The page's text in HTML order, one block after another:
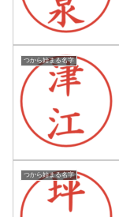
つから始まる名字
つから始まる名字